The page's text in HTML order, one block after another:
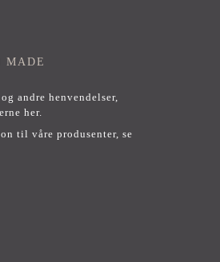
MADE
andre henvendelser,
her.
til våre produsenter, se